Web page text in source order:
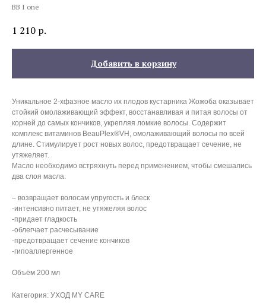
BB I one
1 210 р.
Добавить в корзину
Уникальное 2-хфазное масло их плодов кустарника Жожоба оказывает
стойкий омолаживающий эффект, восстанавливая и питая волосы от
корней до самых кончиков, укрепляя ломкие волосы. Содержит
комплекс витаминов BeauPlex®VH, омолаживающий волосы по всей
длине. Стимулирует рост новых волос, предотвращает сечение, не
утяжеляет.
Масло необходимо встряхнуть перед применением, чтобы смешались
два слоя масла.
– возвращает волосам упругость и блеск
-интенсивно питает, не утяжеляя волос
-придает гладкость
-облегчает расчесывание
-предотвращает сечение кончиков
-гипоаллергенное
Объём 200 мл
Категория: УХОД MY CARE